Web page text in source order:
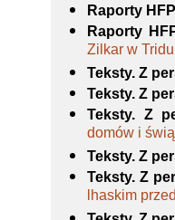
Raporty
Raporty
Zilkar w Tridu
Teksty. Z
Teksty. Z
Teksty. Z
domów i
Teksty. Z
Teksty. Z
lhaskim